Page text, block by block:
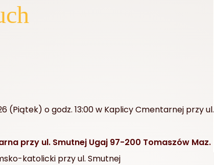
(Piątek) o godz. 13:00 w Kaplicy Cmentarnej przy ul.
przy ul. Smutnej Ugaj 97-200 Tomaszów Maz.
katolicki przy ul. Smutnej